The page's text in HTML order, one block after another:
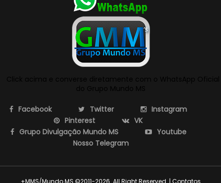
Facebook Twitter
Instagram
Pinterest
VK
Grupo Divulgação Mundo MS
Youtube
Nosso Telegram